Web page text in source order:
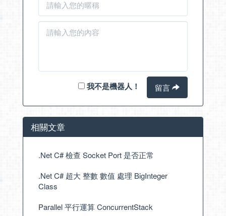
我不是機器人！ 留言
相關文章
.Net C# 檢查 Socket Port 是否正常
.Net C# 超大 整數 數值 處理 BigInteger
Class
Parallel 平行運算 ConcurrentStack